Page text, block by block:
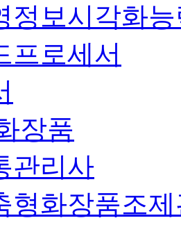
정보시각화
프로세서
장품
관리사
형화장품조